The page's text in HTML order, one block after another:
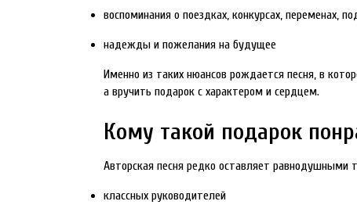
воспоминания о поездках, конкурсах, переменах,
надежды и пожелания на будущее
Именно из таких нюансов рождается песня, в
а вручить подарок с характером и сердцем.
Кому такой подарок
Авторская песня редко оставляет равнодушными
классных руководителей